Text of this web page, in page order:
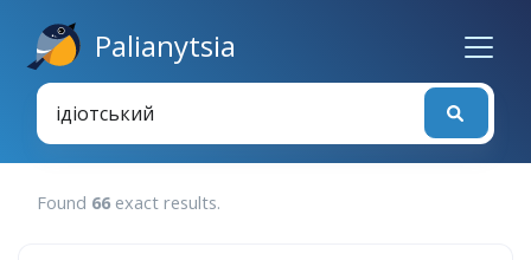
Palianytsia
Found 66 exact results.